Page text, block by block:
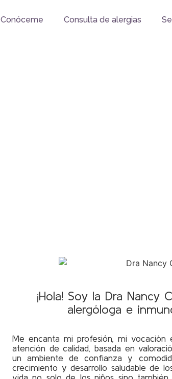
Conóceme Consulta de alergias
¡Hola! Soy la Dra Nancy
alergóloga e
Me encanta mi profesión, mi vocación
atención de calidad, basada en
un ambiente de confianza y
crecimiento y desarrollo saludable de